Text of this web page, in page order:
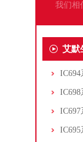
我们相
艾默
IC694
IC698
IC697
IC695